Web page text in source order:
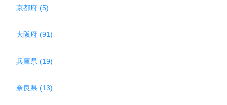
京都府 (5)
大阪府 (91)
兵庫県 (19)
奈良県 (13)